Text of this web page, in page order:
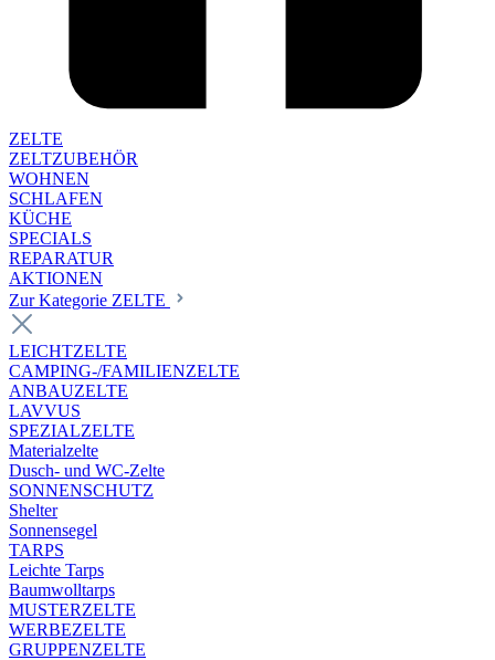
ZELTE
ZELTZUBEHÖR
WOHNEN
SCHLAFEN
KÜCHE
SPECIALS
REPARATUR
AKTIONEN
Zur Kategorie ZELTE
LEICHTZELTE
CAMPING-/FAMILIENZELTE
ANBAUZELTE
LAVVUS
SPEZIALZELTE
Materialzelte
Dusch- und WC-Zelte
SONNENSCHUTZ
Shelter
Sonnensegel
TARPS
Leichte Tarps
Baumwolltarps
MUSTERZELTE
WERBEZELTE
GRUPPENZELTE